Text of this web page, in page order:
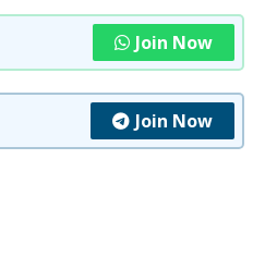
Join Now
Join Now